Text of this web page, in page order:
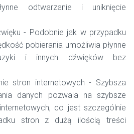
odtwarzanie i uniknięcie
- Podobnie jak w przypadku
pobierania umożliwia płynne
i innych dźwięków bez
stron internetowych - Szybsza
danych pozwala na szybsze
co jest szczególnie
stron z dużą ilością treści